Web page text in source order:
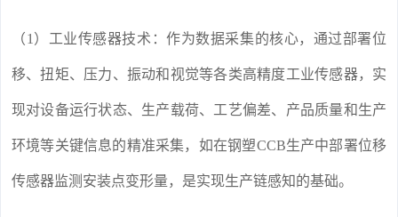
（1）工业传感器技术：作为数据采集的核心，通过部署位
移、扭矩、压力、振动和视觉等各类高精度工业传感器，实
现对设备运行状态、生产载荷、工艺偏差、产品质量和生产
环境等关键信息的精准采集，如在钢塑CCB生产中部署位移
传感器监测安装点变形量，是实现生产链感知的基础。